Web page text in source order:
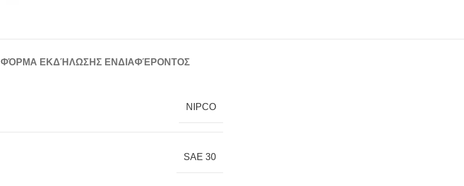
ΦΌΡΜΑ ΕΚΔΉΛΩΣΗΣ ΕΝΔΙΑΦΈΡΟΝΤΟΣ
NIPCO
SAE 30